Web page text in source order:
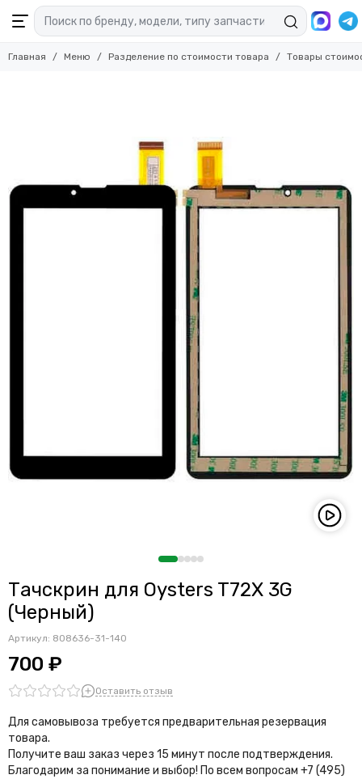
Главная Меню Разделение по стоимости товара Товары
Тачскрин для Oysters T72X 3G
(Черный)
Артикул: 808636-31-140
700 ₽
Оставить отзыв
Для самовывоза требуется предварительная резервация
товара.
Получите ваш заказ через 15 минут после подтверждения.
Благодарим за понимание и выбор! По всем вопросам +7 (495)